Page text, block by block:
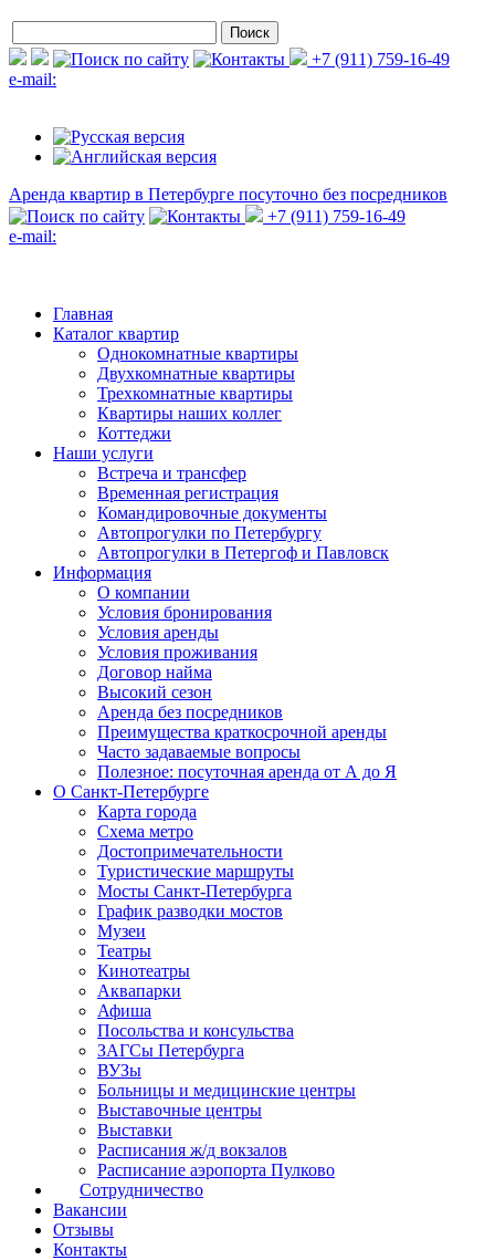
+7 (911) 759-16-49
e-mail:
Аренда квартир в Петербурге посуточно без посредников
+7 (911) 759-16-49
e-mail:
Главная
Каталог квартир
Однокомнатные квартиры
Двухкомнатные квартиры
Трехкомнатные квартиры
Квартиры наших коллег
Коттеджи
Наши услуги
Встреча и трансфер
Временная регистрация
Командировочные документы
Автопрогулки по Петербургу
Автопрогулки в Петергоф и Павловск
Информация
О компании
Условия бронирования
Условия аренды
Условия проживания
Договор найма
Высокий сезон
Аренда без посредников
Преимущества краткосрочной аренды
Часто задаваемые вопросы
Полезное: посуточная аренда от А до Я
О Санкт-Петербурге
Карта города
Схема метро
Достопримечательности
Туристические маршруты
Мосты Санкт-Петербурга
График разводки мостов
Музеи
Театры
Кинотеатры
Аквапарки
Афиша
Посольства и консульства
ЗАГСы Петербурга
ВУЗы
Больницы и медицинские центры
Выставочные центры
Выставки
Расписания ж/д вокзалов
Расписание аэропорта Пулково
Сотрудничество
Вакансии
Отзывы
Контакты